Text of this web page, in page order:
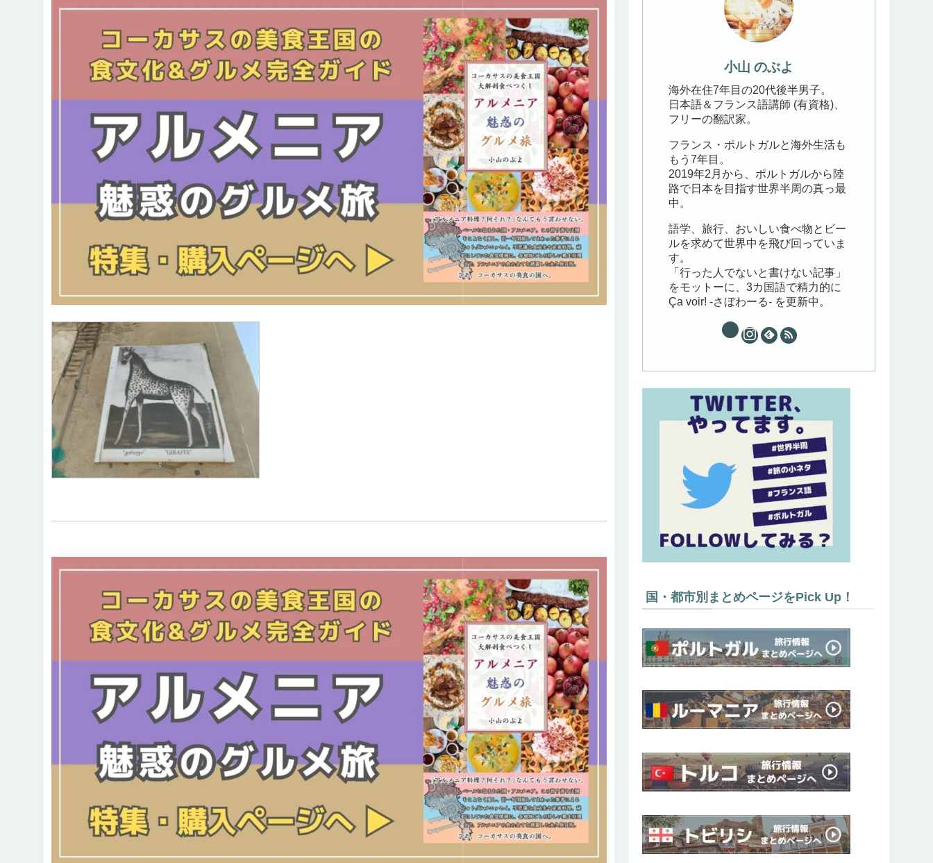
小山 のぶよ
海外在住7年目の20代後半男子。
日本語＆フランス語講師 (有資格)、
フリーの翻訳家。
フランス・ポルトガルと海外生活も
もう7年目。
2019年2月から、ポルトガルから陸
路で日本を目指す世界半周の真っ最
中。
語学、旅行、おいしい食べ物とビー
ルを求めて世界中を飛び回っていま
す。
「行った人でないと書けない記事」
をモットーに、3カ国語で精力的に
Ça voir! -さぼわーる- を更新中。
国・都市別まとめページをPick Up！